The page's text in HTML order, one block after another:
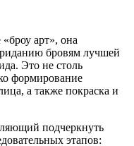
арт», она
бровям лучшей
Это не столь
формирование
а также покраска и
подчеркнуть
этапов: